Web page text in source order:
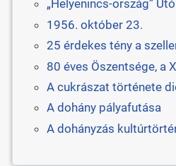
„Helyenincs-ország”
1956. október 23.
25 érdekes tény a
80 éves Öszentsége, a
A cukrászat története
A dohány pályafutása
A dohányzás